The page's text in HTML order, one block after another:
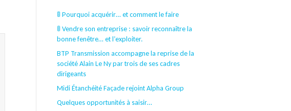
🚦 Pourquoi acquérir… et comment le faire
🚦 Vendre son entreprise : savoir reconnaître la
bonne fenêtre… et l’exploiter.
BTP Transmission accompagne la reprise de la
société Alain Le Ny par trois de ses cadres
dirigeants
Midi Étanchéité Façade rejoint Alpha Group
Quelques opportunités à saisir…